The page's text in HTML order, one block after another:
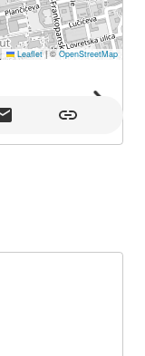
Leaflet |©OpenStreetMap